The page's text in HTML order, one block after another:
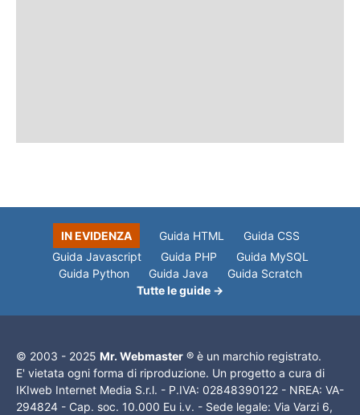
IN EVIDENZA Guida HTML
Guida CSS
Guida Javascript
Guida PHP
Guida MySQL
Guida Python
Guida Java
Guida Scratch
Tutte le guide →
© 2003 - 2025 Mr. Webmaster ® è un marchio registrato.
E' vietata ogni forma di riproduzione. Un progetto a cura di
IKIweb Internet Media S.r.l. - P.IVA: 02848390122 - NREA: VA-
294824 - Cap. soc. 10.000 Eu i.v. - Sede legale: Via Varzi 6,